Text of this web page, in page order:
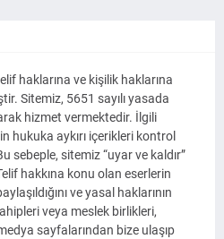
haklarına ve kişilik haklarına
Sitemiz, 5651 sayılı yasada
hizmet vermektedir. İlgili
hukuka aykırı içerikleri kontrol
sebeple, sitemiz “uyar ve kaldır”
hakkına konu olan eserlerin
ve yasal haklarının
veya meslek birlikleri,
sayfalarından bize ulaşıp